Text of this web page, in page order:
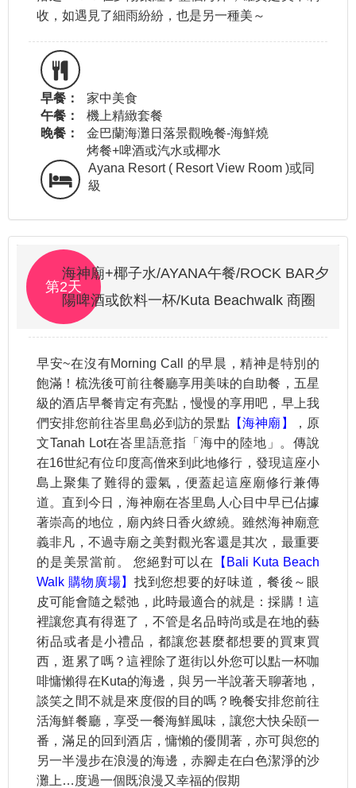
收，如遇見了細雨紛紛，也是另一種美～
早餐：
家中美食
午餐：
機上精緻套餐
晚餐：
金巴蘭海灘日落景觀晚餐-海鮮燒
烤餐+啤酒或汽水或椰水
Ayana Resort ( Resort View Room )或同
級
第2天
海神廟+椰子水/AYANA午餐/ROCK BAR夕
陽啤酒或飲料一杯/Kuta Beachwalk 商圈
早安~在沒有Morning Call 的早晨，精神是特別的
飽滿！梳洗後可前往餐廳享用美味的自助餐，五星
級的酒店早餐肯定有亮點，慢慢的享用吧，早上我
們安排您前往峇里島必到訪的景點【海神廟】
，原
文Tanah Lot在峇里語意指「海中的陸地」。傳說
在16世紀有位印度高僧來到此地修行，發現這座小
島上聚集了難得的靈氣，便蓋起這座廟修行兼傳
道。直到今日，海神廟在峇里島人心目中早已佔據
著崇高的地位，廟內終日香火繚繞。雖然海神廟意
義非凡，不過寺廟之美對觀光客還是其次，最重要
的是美景當前。 您絕對可以在
【Bali Kuta Beach
Walk 購物廣場】找到您想要的好味道，餐後～眼
皮可能會隨之鬆弛，此時最適合的就是：採購！這
裡讓您真有得逛了，不管是名品時尚或是在地的藝
術品或者是小禮品，都讓您甚麼都想要的買東買
西，逛累了嗎？這裡除了逛街以外您可以點一杯咖
啡慵懶得在Kuta的海邊，與另一半說著天聊著地，
談笑之間不就是來度假的目的嗎？晚餐安排您前往
活海鮮餐廳，享受一餐海鮮風味，讓您大快朵頤一
番，滿足的回到酒店，慵懶的優閒著，亦可與您的
另一半漫步在浪漫的海邊，赤腳走在白色潔淨的沙
灘上…度過一個既浪漫又幸福的假期